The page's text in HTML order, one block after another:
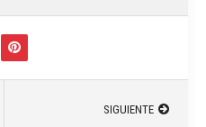
SIGUIENTE